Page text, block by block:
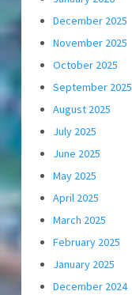
December 2025
November 2025
October 2025
September 2025
August 2025
July 2025
June 2025
May 2025
April 2025
March 2025
February 2025
January 2025
December 2024